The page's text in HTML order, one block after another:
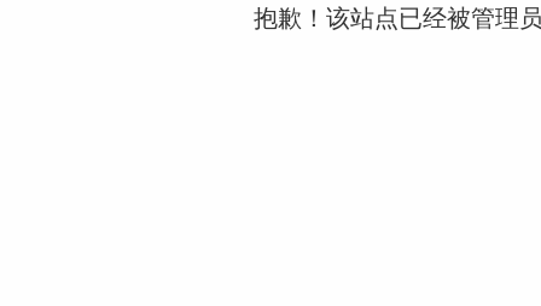
抱歉！该站点已经被管理